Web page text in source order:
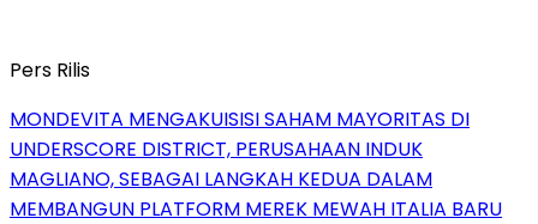
Pers Rilis
MONDEVITA MENGAKUISISI SAHAM MAYORITAS DI
UNDERSCORE DISTRICT, PERUSAHAAN INDUK
MAGLIANO, SEBAGAI LANGKAH KEDUA DALAM
MEMBANGUN PLATFORM MEREK MEWAH ITALIA BARU